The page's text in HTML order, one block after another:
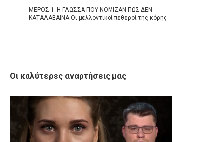
ΜΕΡΟΣ 1: Η ΓΛΩΣΣΑ ΠΟΥ ΝΟΜΙΖΑΝ ΠΩΣ ΔΕΝ
ΚΑΤΑΛΑΒΑΙΝΑ Οι μελλοντικοί πεθεροί της κόρης
Οι καλύτερες αναρτήσεις μας